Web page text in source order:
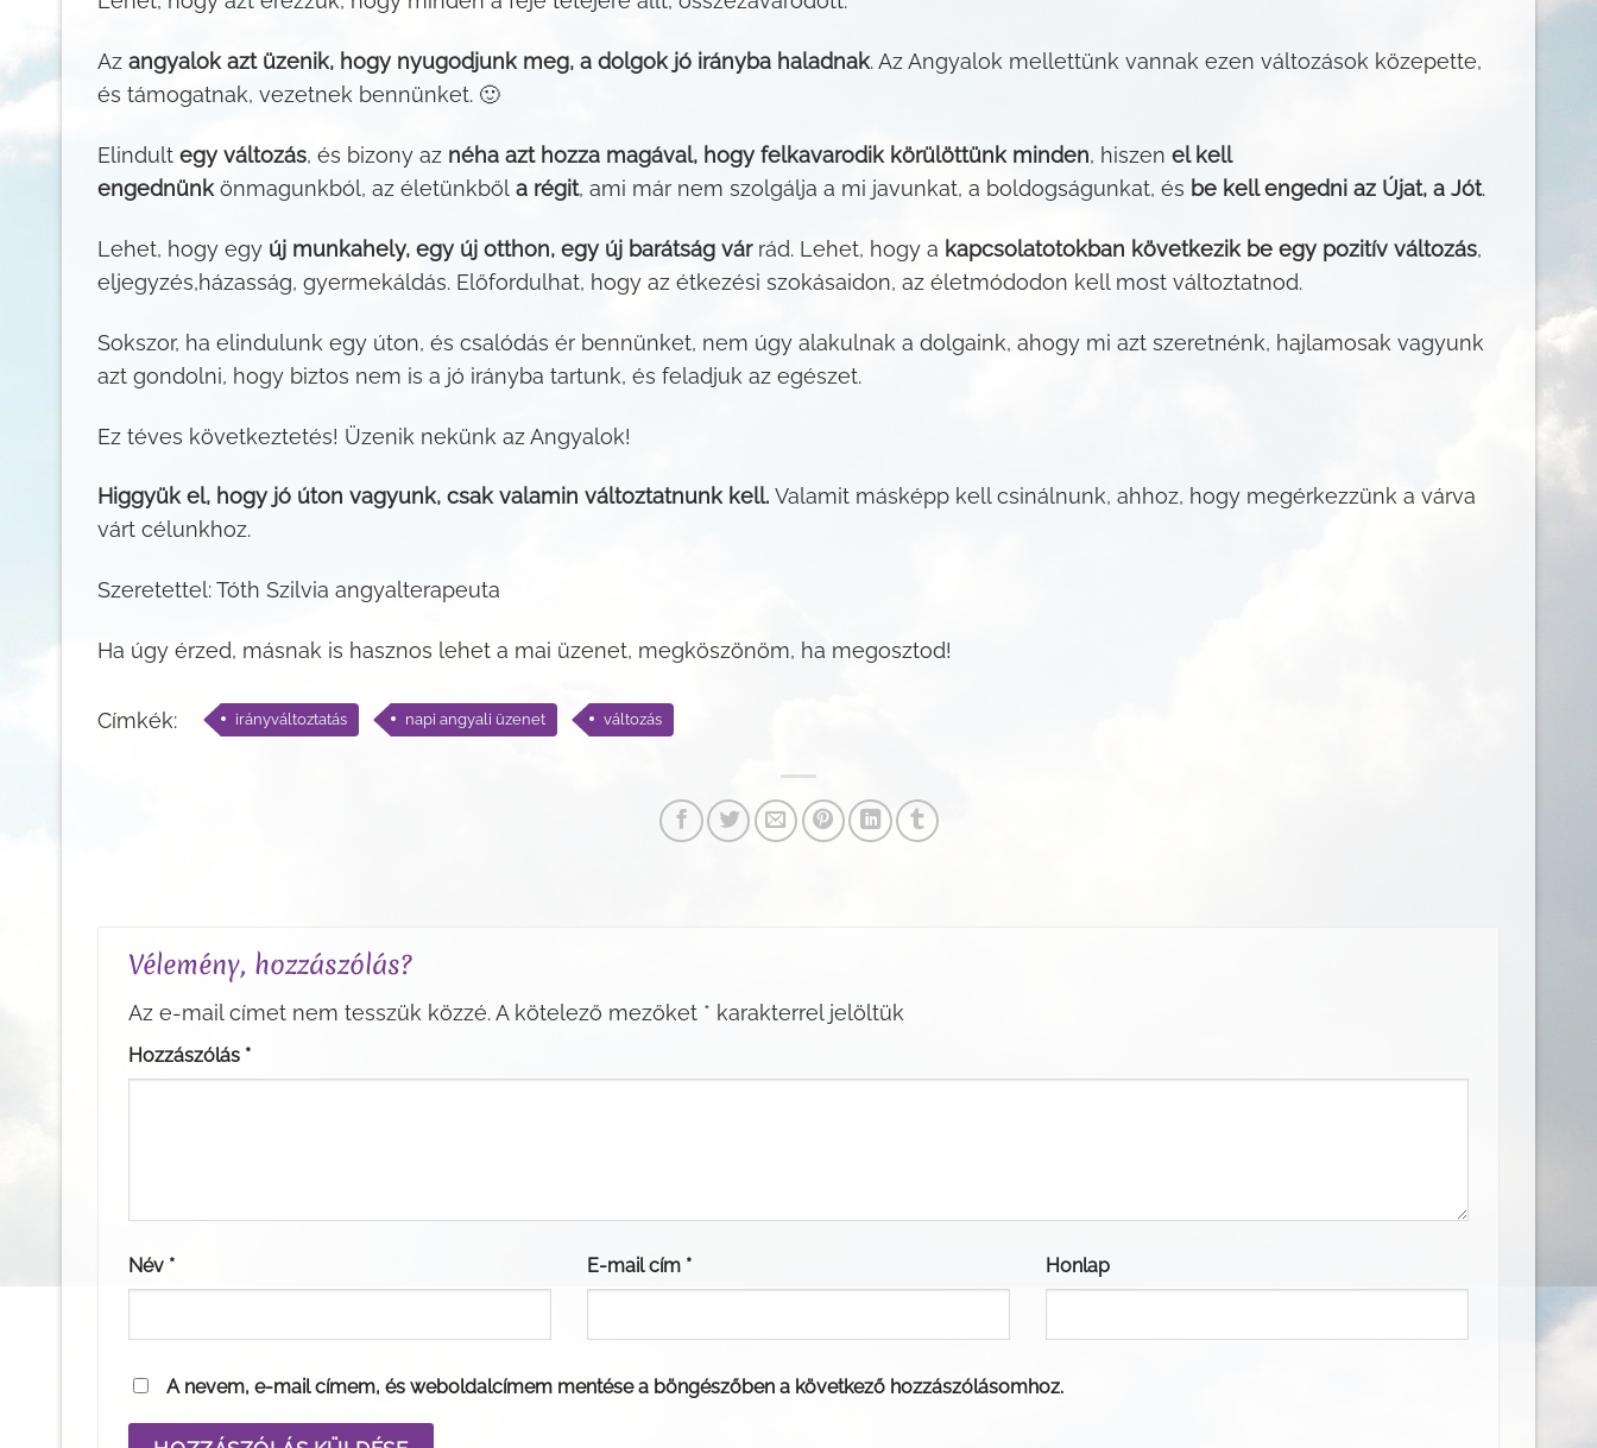
Az angyalok azt üzenik, hogy nyugodjunk meg, a dolgok jó irányba haladnak. Az Angyalok mellettünk vannak ezen változások közepette,
és támogatnak, vezetnek bennünket. 🙂
Elindult egy változás, és bizony az néha azt hozza magával, hogy felkavarodik körülöttünk minden, hiszen el kell
engednünk önmagunkból, az életünkből a régit, ami már nem szolgálja a mi javunkat, a boldogságunkat, és be kell engedni az Újat, a Jót.
Lehet, hogy egy új munkahely, egy új otthon, egy új barátság várrád. Lehet, hogy a kapcsolatotokban következik be egy pozitív változás,
eljegyzés,házasság, gyermekáldás. Előfordulhat, hogy az étkezési szokásaidon, az életmódodon kell most változtatnod.
Sokszor, ha elindulunk egy úton, és csalódás ér bennünket, nem úgy alakulnak a dolgaink, ahogy mi azt szeretnénk, hajlamosak vagyunk
azt gondolni, hogy biztos nem is a jó irányba tartunk, és feladjuk az egészet.
Ez téves következtetés! Üzenik nekünk az Angyalok!
Higgyük el, hogy jó úton vagyunk, csak valamin változtatnunk kell. Valamit másképp kell csinálnunk, ahhoz, hogy megérkezzünk a várva
várt célunkhoz.
Szeretettel: Tóth Szilvia angyalterapeuta
Ha úgy érzed, másnak is hasznos lehet a mai üzenet, megköszönöm, ha megosztod!
Címkék: irányváltoztatás napi angyali üzenet változás
Vélemény, hozzászólás?
Az e-mail címet nem tesszük közzé.A kötelező mezőket * karakterrel jelöltük
Hozzászólás *
Név * E-mail cím * Honlap
A nevem, e-mail címem, és weboldalcímem mentése a böngészőben a következő hozzászólásomhoz.